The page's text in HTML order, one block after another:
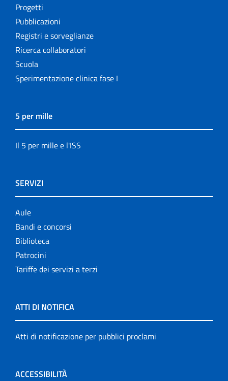
Progetti
Pubblicazioni
Registri e sorveglianze
Ricerca collaboratori
Scuola
Sperimentazione clinica fase I
5 per mille
Il 5 per mille e l'ISS
SERVIZI
Aule
Bandi e concorsi
Biblioteca
Patrocini
Tariffe dei servizi a terzi
ATTI DI NOTIFICA
Atti di notificazione per pubblici proclami
ACCESSIBILITÀ